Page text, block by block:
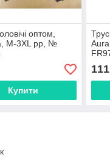
оптом,
M-3XL pp, №
Купити
111